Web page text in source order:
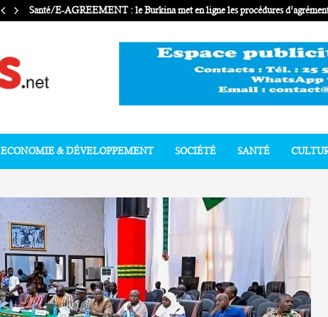
Santé/E-AGREEMENT : le Burkina met en ligne les procédures
ECONOMIE & DÉVELOPPEMENT SOCIÉTÉ SANTÉ